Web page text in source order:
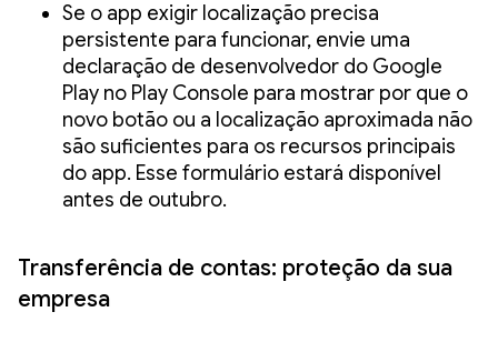
Se o app exigir localização precisa
persistente para funcionar, envie uma
declaração de desenvolvedor do Google
Play no Play Console para mostrar por que o
novo botão ou a localização aproximada não
são suficientes para os recursos principais
do app. Esse formulário estará disponível
antes de outubro.
Transferência de contas: proteção da sua
empresa